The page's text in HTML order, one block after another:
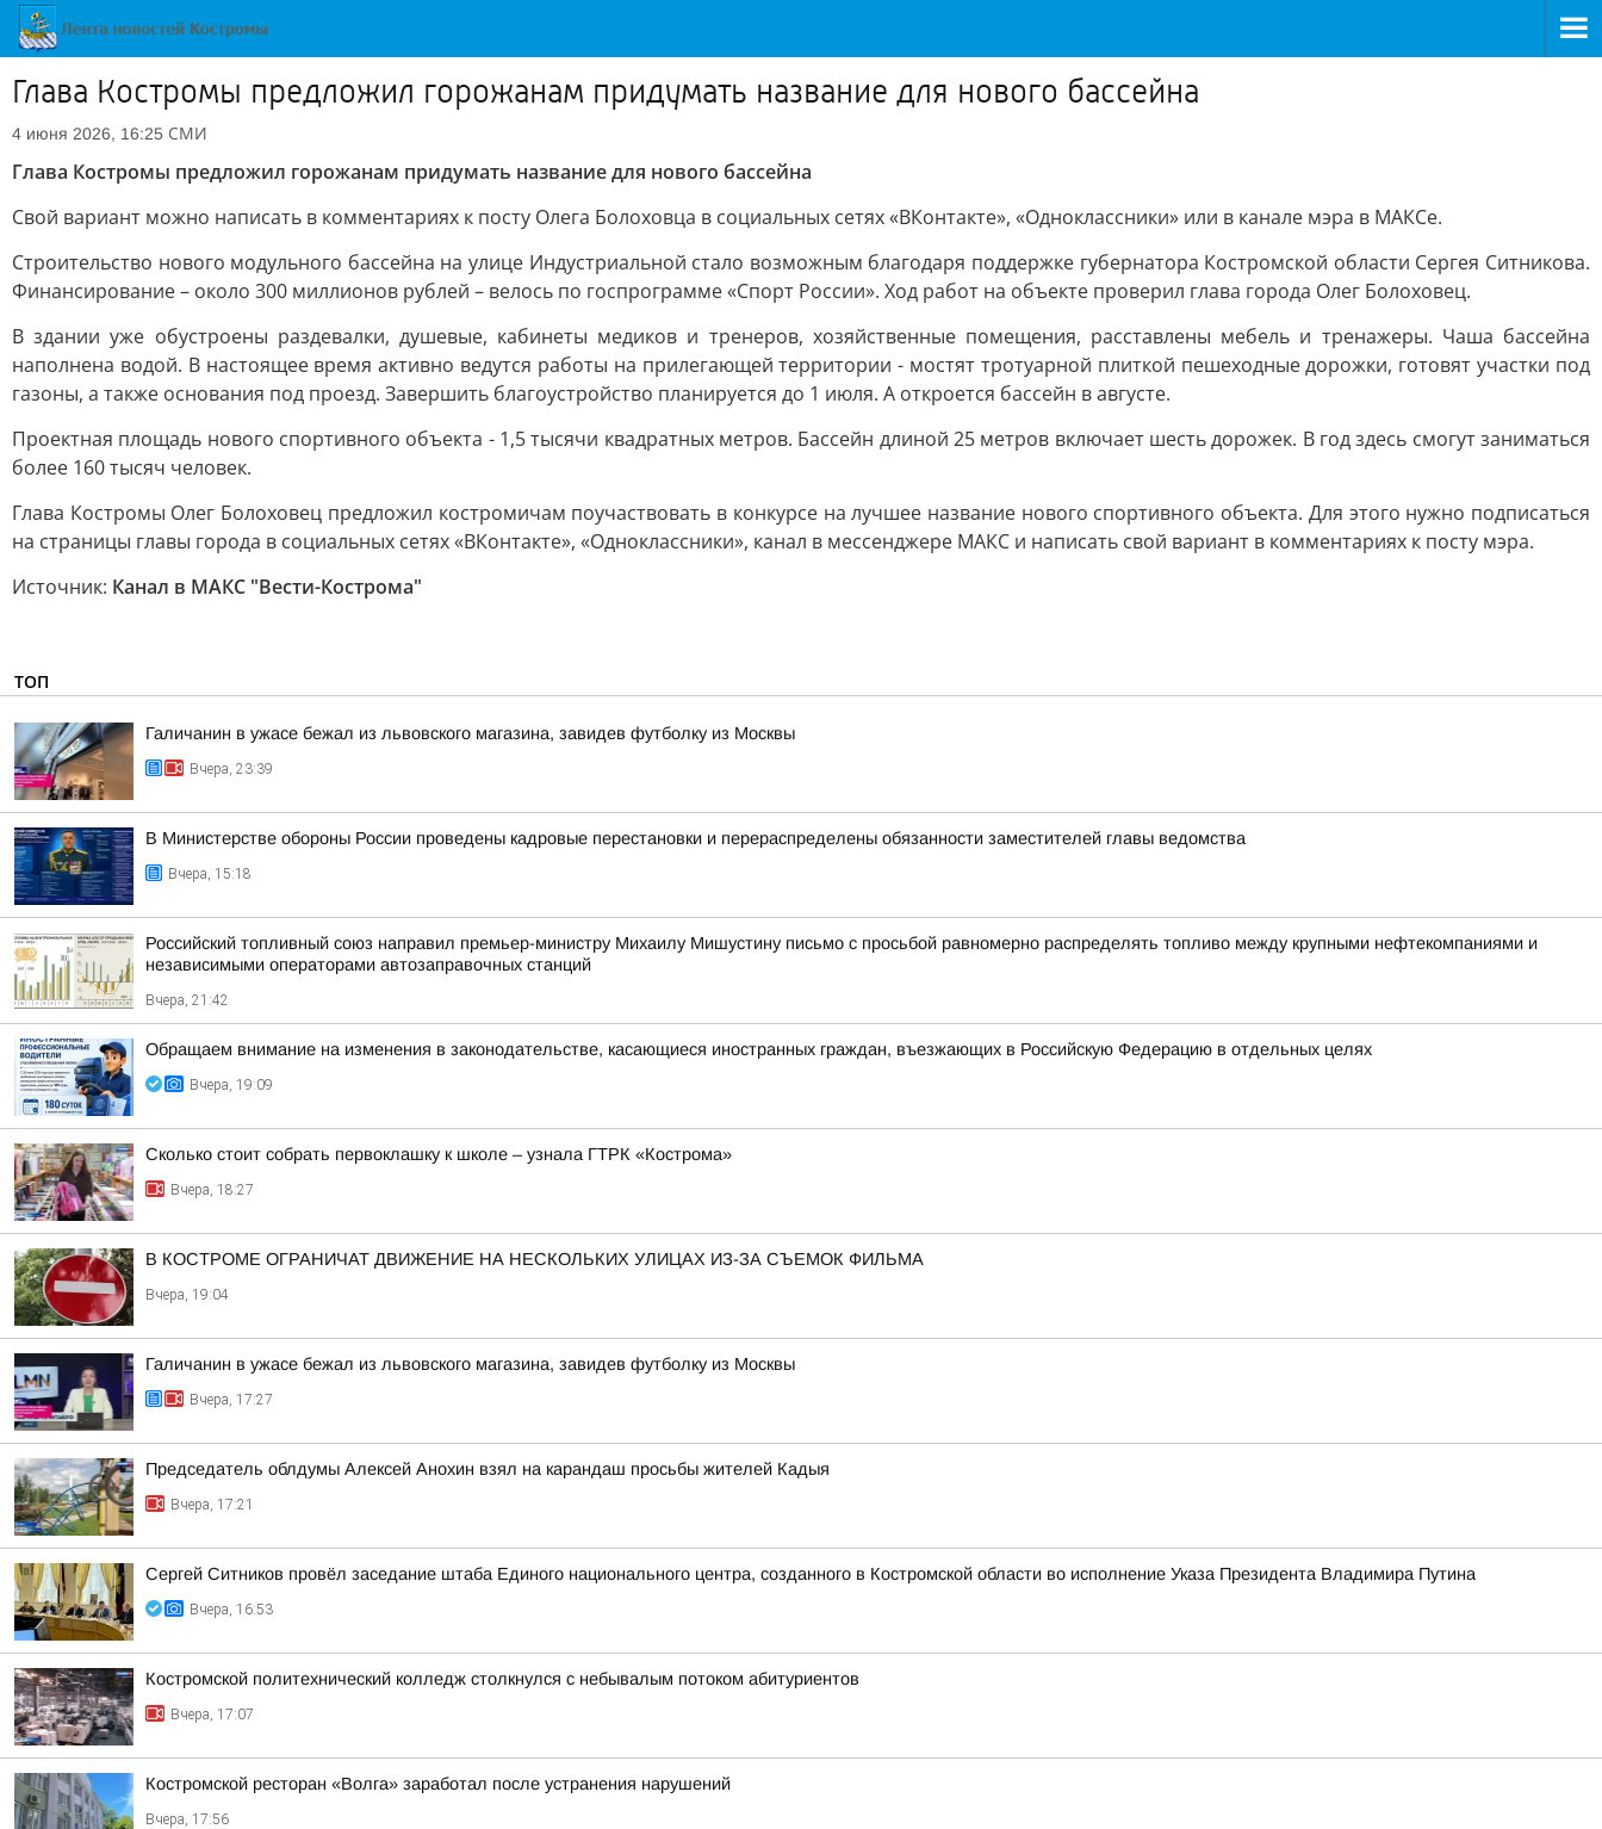
Глава Костромы предложил горожанам придумать название для нового бассейна
4 июня 2026, 16:25 СМИ
Глава Костромы предложил горожанам придумать название для нового бассейна
Свой вариант можно написать в комментариях к посту Олега Болоховца в социальных сетях «ВКонтакте», «Одноклассники» или в канале мэра в МАКСе.
Строительство нового модульного бассейна на улице Индустриальной стало возможным благодаря поддержке губернатора Костромской области Сергея Ситникова.
Финансирование – около 300 миллионов рублей – велось по госпрограмме «Спорт России». Ход работ на объекте проверил глава города Олег Болоховец.
В здании уже обустроены раздевалки, душевые, кабинеты медиков и тренеров, хозяйственные помещения, расставлены мебель и тренажеры. Чаша бассейна
наполнена водой. В настоящее время активно ведутся работы на прилегающей территории - мостят тротуарной плиткой пешеходные дорожки, готовят участки под
газоны, а также основания под проезд. Завершить благоустройство планируется до 1 июля. А откроется бассейн в августе.
Проектная площадь нового спортивного объекта - 1,5 тысячи квадратных метров. Бассейн длиной 25 метров включает шесть дорожек. В год здесь смогут заниматься
более 160 тысяч человек.
Глава Костромы Олег Болоховец предложил костромичам поучаствовать в конкурсе на лучшее название нового спортивного объекта. Для этого нужно подписаться
на страницы главы города в социальных сетях «ВКонтакте», «Одноклассники», канал в мессенджере МАКС и написать свой вариант в комментариях к посту мэра.
Источник: Канал в МАКС "Вести-Кострома"
ТОП
Галичанин в ужасе бежал из львовского магазина, завидев футболку из Москвы
Вчера, 23:39
В Министерстве обороны России проведены кадровые перестановки и перераспределены обязанности заместителей главы ведомства
Вчера, 15:18
Российский топливный союз направил премьер-министру Михаилу Мишустину письмо с просьбой равномерно распределять топливо между крупными нефтекомпаниями и
независимыми операторами автозаправочных станций
Вчера, 21:42
Обращаем внимание на изменения в законодательстве, касающиеся иностранных граждан, въезжающих в Российскую Федерацию в отдельных целях
Вчера, 19:09
Сколько стоит собрать первоклашку к школе – узнала ГТРК «Кострома»
Вчера, 18:27
В КОСТРОМЕ ОГРАНИЧАТ ДВИЖЕНИЕ НА НЕСКОЛЬКИХ УЛИЦАХ ИЗ-ЗА СЪЕМОК ФИЛЬМА
Вчера, 19:04
Галичанин в ужасе бежал из львовского магазина, завидев футболку из Москвы
Вчера, 17:27
Председатель облдумы Алексей Анохин взял на карандаш просьбы жителей Кадыя
Вчера, 17:21
Сергей Ситников провёл заседание штаба Единого национального центра, созданного в Костромской области во исполнение Указа Президента Владимира Путина
Вчера, 16:53
Костромской политехнический колледж столкнулся с небывалым потоком абитуриентов
Вчера, 17:07
Костромской ресторан «Волга» заработал после устранения нарушений
Вчера, 17:56